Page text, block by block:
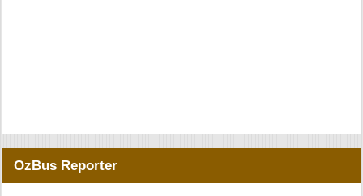
OzBus Reporter